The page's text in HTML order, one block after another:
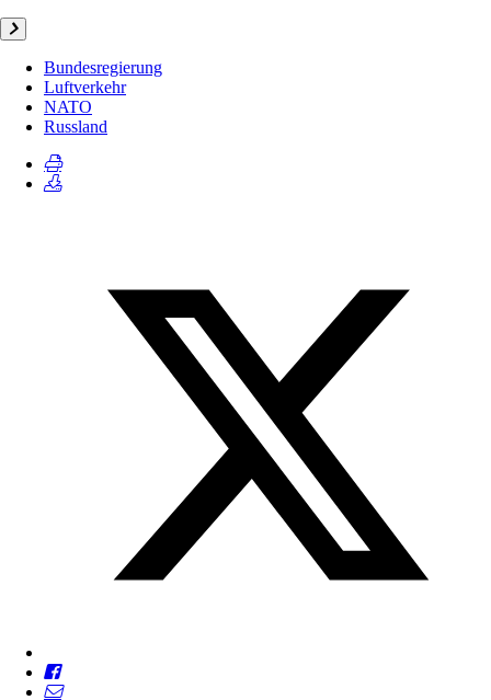
Bundesregierung
Luftverkehr
NATO
Russland